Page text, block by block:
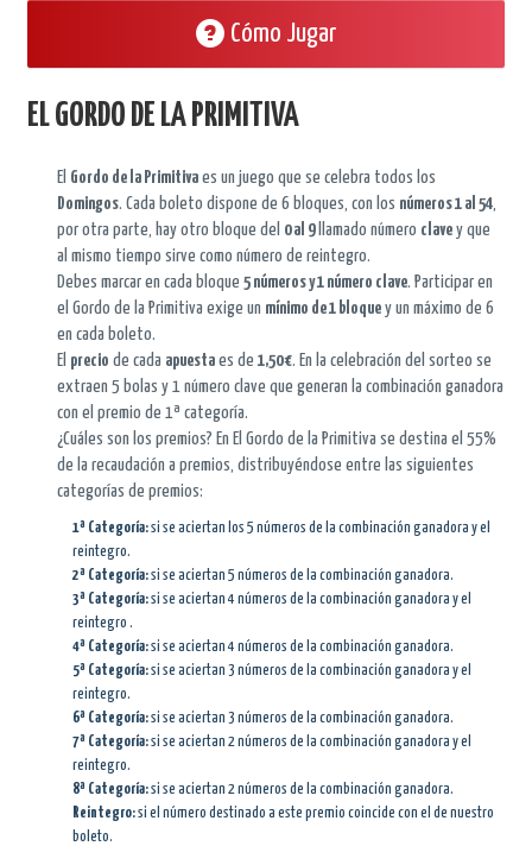
Cómo Jugar
EL GORDO DE LA PRIMITIVA
El Gordo de la Primitiva es un juego que se celebra todos los
Domingos. Cada boleto dispone de 6 bloques, con los números 1 al 54,
por otra parte, hay otro bloque del 0 al 9llamado número clave y que
al mismo tiempo sirve como número de reintegro.
Debes marcar en cada bloque5 números y 1 número clave. Participar en
el Gordo de la Primitiva exige un mínimo de 1 bloque y un máximo de 6
en cada boleto.
El precio de cada apuesta es de1,50 €. En la celebración del sorteo se
extraen 5 bolas y 1 número clave que generan la combinación ganadora
con el premio de 1ª categoría.
¿Cuáles son los premios? En El Gordo de la Primitiva se destina el 55%
de la recaudación a premios, distribuyéndose entre las siguientes
categorías de premios:
1ª Categoría:si se aciertan los 5 números de la combinación ganadora y el
reintegro.
2ª Categoría:si se aciertan 5 números de la combinación ganadora.
3ª Categoría:si se aciertan 4 números de la combinación ganadora y el
reintegro .
4ª Categoría:si se aciertan 4 números de la combinación ganadora.
5ª Categoría:si se aciertan 3 números de la combinación ganadora y el
reintegro.
6ª Categoría:si se aciertan 3 números de la combinación ganadora.
7ª Categoría:si se aciertan 2 números de la combinación ganadora y el
reintegro.
8ª Categoría:si se aciertan 2 números de la combinación ganadora.
Reintegro:si el número destinado a este premio coincide con el de nuestro
boleto.